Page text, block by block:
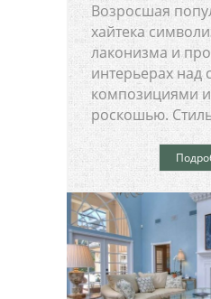
Возросшая
хайтека
лаконизма и
интерьерах
композициями
роскошью.